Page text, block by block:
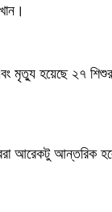
মৃত্যু হয়েছে ২৭
আরেকটু